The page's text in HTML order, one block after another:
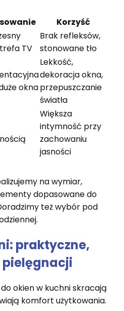
Korzyść
TV
Brak refleksów,
stonowane tło
okna
Lekkość,
dekoracja okna,
przepuszczanie
światła
Większa
intymność przy
zachowaniu
jasności
na wymiar,
dopasowane do
też wybór pod
praktyczne,
pielęgnacji
okien w kuchni skracają
komfort użytkowania.